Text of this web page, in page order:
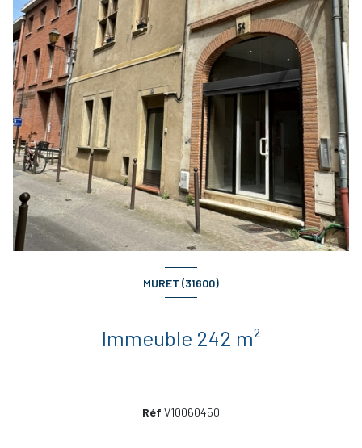
MURET (31600)
Immeuble 242 m²
Réf V10060450